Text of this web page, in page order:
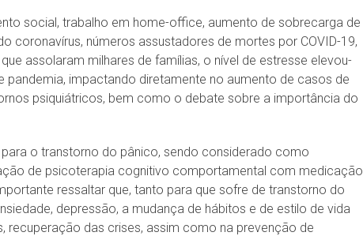
social, trabalho em home-office, aumento de sobrecarga de
coronavírus, números assustadores de mortes por COVID-19,
assolaram milhares de famílias, o nível de estresse elevou-
pandemia, impactando diretamente no aumento de casos de
psiquiátricos, bem como o debate sobre a importância do
o transtorno do pânico, sendo considerado como
de psicoterapia cognitivo comportamental com medicação
ressaltar que, tanto para que sofre de transtorno do
depressão, a mudança de hábitos e de estilo de vida
recuperação das crises, assim como na prevenção de